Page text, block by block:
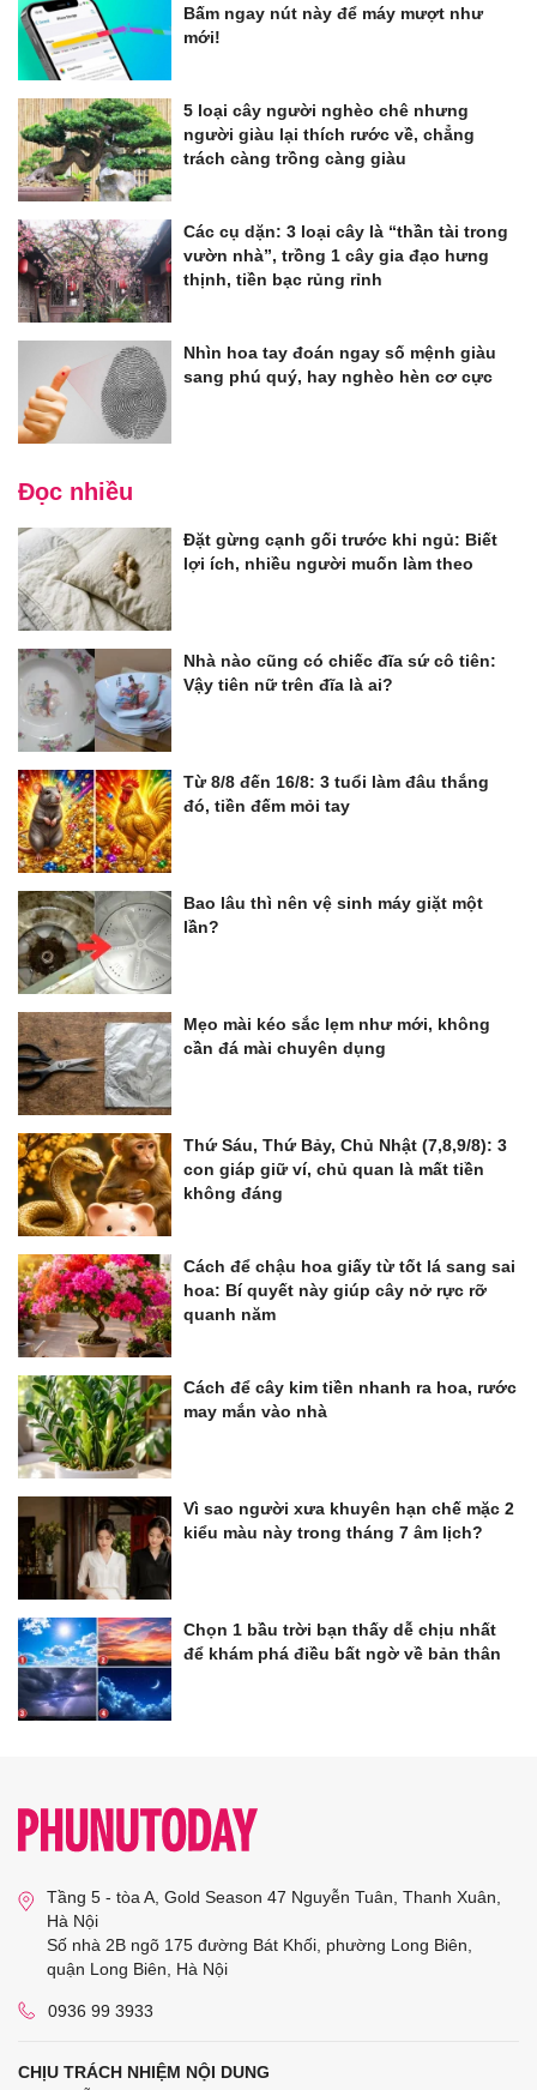
Bấm ngay nút này để máy mượt như
mới!
5 loại cây người nghèo chê nhưng
người giàu lại thích rước về, chẳng
trách càng trồng càng giàu
Các cụ dặn: 3 loại cây là “thần tài trong
vườn nhà”, trồng 1 cây gia đạo hưng
thịnh, tiền bạc rủng rỉnh
Nhìn hoa tay đoán ngay số mệnh giàu
sang phú quý, hay nghèo hèn cơ cực
Đọc nhiều
Đặt gừng cạnh gối trước khi ngủ: Biết
lợi ích, nhiều người muốn làm theo
Nhà nào cũng có chiếc đĩa sứ cô tiên:
Vậy tiên nữ trên đĩa là ai?
Từ 8/8 đến 16/8: 3 tuổi làm đâu thắng
đó, tiền đếm mỏi tay
Bao lâu thì nên vệ sinh máy giặt một
lần?
Mẹo mài kéo sắc lẹm như mới, không
cần đá mài chuyên dụng
Thứ Sáu, Thứ Bảy, Chủ Nhật (7,8,9/8): 3
con giáp giữ ví, chủ quan là mất tiền
không đáng
Cách để chậu hoa giấy từ tốt lá sang sai
hoa: Bí quyết này giúp cây nở rực rỡ
quanh năm
Cách để cây kim tiền nhanh ra hoa, rước
may mắn vào nhà
Vì sao người xưa khuyên hạn chế mặc 2
kiểu màu này trong tháng 7 âm lịch?
Chọn 1 bầu trời bạn thấy dễ chịu nhất
để khám phá điều bất ngờ về bản thân
Tầng 5 - tòa A, Gold Season 47 Nguyễn Tuân, Thanh Xuân,
Hà Nội
Số nhà 2B ngõ 175 đường Bát Khối, phường Long Biên,
quận Long Biên, Hà Nội
0936 99 3933
CHỊU TRÁCH NHIỆM NỘI DUNG